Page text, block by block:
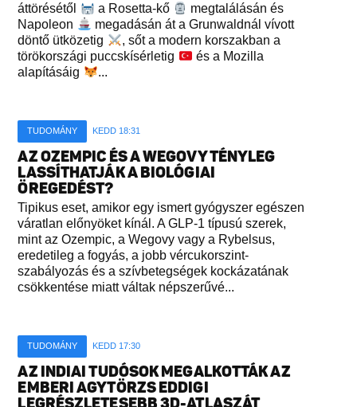
áttörésétől
a Rosetta-kő
megtalálásán és
Napoleon
megadásán át a Grunwaldnál vívott
döntő ütközetig
, sőt a modern korszakban a
törökországi puccskísérletig
és a Mozilla
alapításáig
...
TUDOMÁNY KEDD 18:31
AZ OZEMPIC ÉS A WEGOVY TÉNYLEG
LASSÍTHATJÁK A BIOLÓGIAI
ÖREGEDÉST?
Tipikus eset, amikor egy ismert gyógyszer egészen
váratlan előnyöket kínál. A GLP-1 típusú szerek,
mint az Ozempic, a Wegovy vagy a Rybelsus,
eredetileg a fogyás, a jobb vércukorszint-
szabályozás és a szívbetegségek kockázatának
csökkentése miatt váltak népszerűvé...
TUDOMÁNY KEDD 17:30
AZ INDIAI TUDÓSOK MEGALKOTTÁK AZ
EMBERI AGYTÖRZS EDDIGI